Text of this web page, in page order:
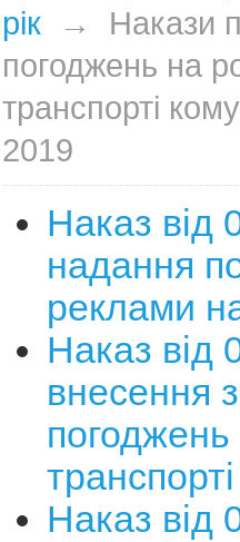
рік→ Накази
погоджень на
транспорті
2019
Наказ
надання
реклами
Наказ
внесення
транспорті
Наказ